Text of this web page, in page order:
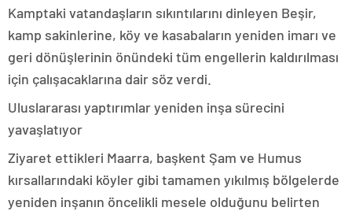
Kamptaki vatandaşların sıkıntılarını dinleyen Beşir,
kamp sakinlerine, köy ve kasabaların yeniden imarı ve
geri dönüşlerinin önündeki tüm engellerin kaldırılması
için çalışacaklarına dair söz verdi.
Uluslararası yaptırımlar yeniden inşa sürecini
yavaşlatıyor
Ziyaret ettikleri Maarra, başkent Şam ve Humus
kırsallarındaki köyler gibi tamamen yıkılmış bölgelerde
yeniden inşanın öncelikli mesele olduğunu belirten